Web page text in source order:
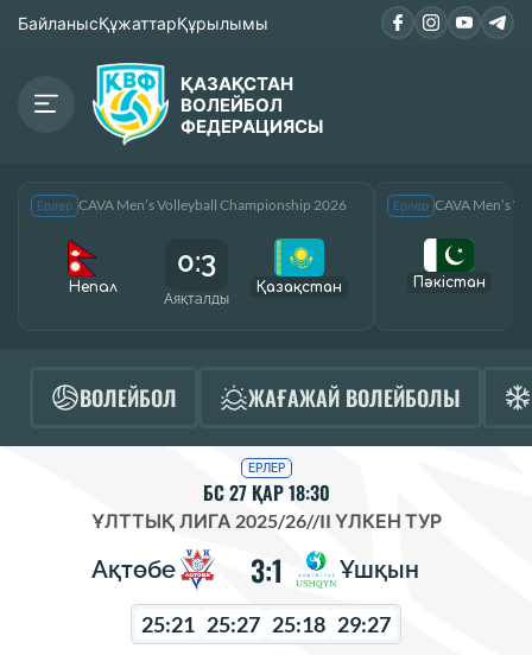
БайланысҚұжаттарҚұрылымы
ҚАЗАҚСТАН
ВОЛЕЙБОЛ
ФЕДЕРАЦИЯСЫ
Ерлер CAVA Men’s Volleyball Championship 2026
Непал
0:3
Аяқталды
Қазақcтан
Ерлер CAVA Men’s
Пәкістан
ВОЛЕЙБОЛ ЖАҒАЖАЙ ВОЛЕЙБОЛЫ
ЕРЛЕР
БС 27 ҚАР 18:30
ҰЛТТЫҚ ЛИГА 2025/26//II ҮЛКЕН ТУР
Ақтөбе 3:1 Ұшқын
25:21 25:27 25:18 29:27